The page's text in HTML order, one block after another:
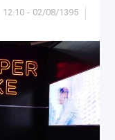
02/08/1395 - 12:10